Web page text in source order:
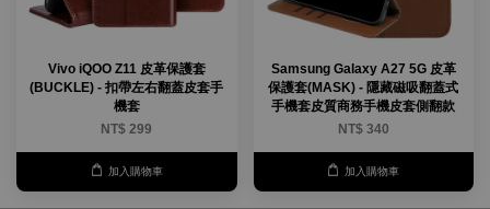
Vivo iQOO Z11 皮革保護套
(BUCKLE) - 扣帶左右翻蓋皮套手
機套
NT$ 299
加入購物車
Samsung Galaxy A27 5G 皮革
保護套(MASK) - 隱藏磁吸翻蓋式
手機套皮質商務手機皮套側翻款
NT$ 340
加入購物車